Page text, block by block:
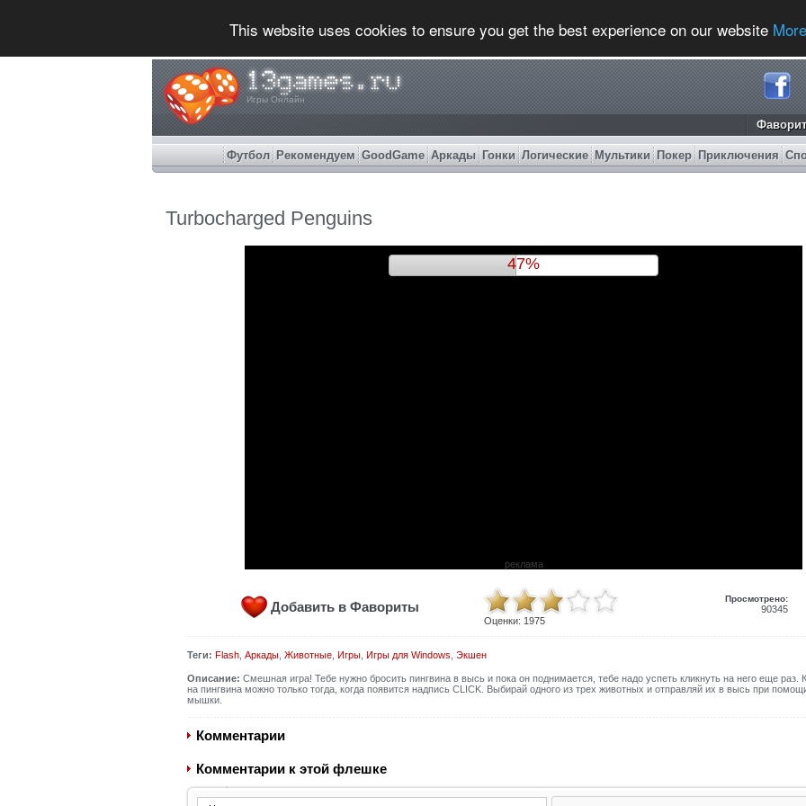
This website uses cookies to ensure you get the best experience on our website
Игры Онлайн
Футбол Рекомендуем GoodGame Аркады Гонки Логические Мультики Покер Приключения
Turbocharged Penguins
49%
реклама
Добавить в Фавориты
Оценки: 1975
Просмотрено:
90345
Теги: Flash, Аркады, Животные, Игры, Игры для Windows Экшен
Описание: Смешная игра! Тебе нужно бросить пингвина в высь и пока он поднимается, тебе надо успеть кликнуть на него еще раз.
на пингвина можно только тогда, когда появится надпись CLICK. Выбирай одного из трех животных и отправляй их в высь при
мышки.
Комментарии
Комментарии к этой флешке